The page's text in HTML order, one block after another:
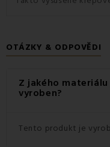
OTÁZKY & ODPOVĚDI
Z jakého
vyroben?
Tento produkt je